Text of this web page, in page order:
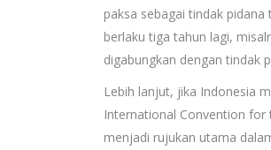
paksa sebagai tindak
berlaku tiga tahun lagi,
digabungkan dengan tindak
Lebih lanjut, jika Indonesia
International Convention for
menjadi rujukan utama